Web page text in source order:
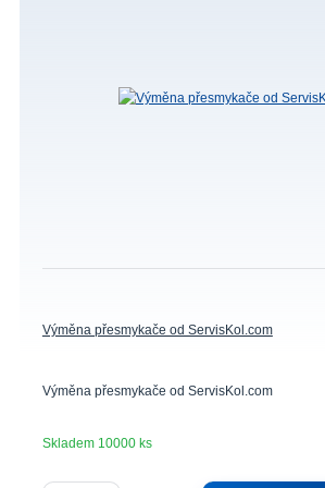
Výměna přesmykače od ServisKol.com
Výměna přesmykače od ServisKol.com
Skladem 10000 ks